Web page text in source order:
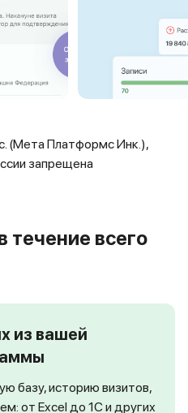
(Мета Платформс Инк.),
запрещена
всего
из вашей
базу, историю визитов,
от Excel до 1С и других